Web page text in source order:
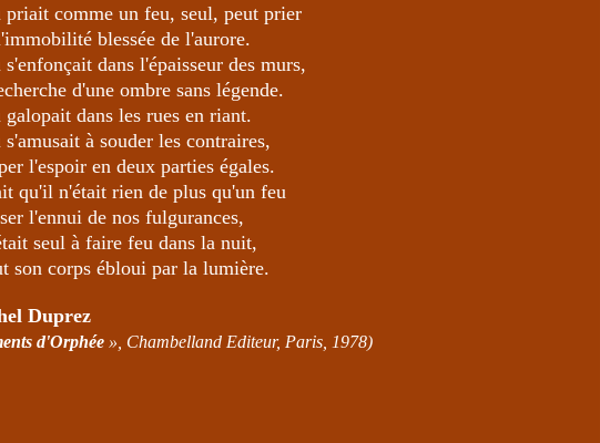
priait comme un feu, seul, peut prier
blessée de l'aurore.
dans l'épaisseur des murs,
d'une ombre sans légende.
dans les rues en riant.
à souder les contraires,
l'espoir en deux parties égales.
qu'il n'était rien de plus qu'un feu
l'ennui de nos fulgurances,
seul à faire feu dans la nuit,
son corps ébloui par la lumière.
Duprez
d'Orphée », Chambelland Editeur, Paris, 1978)